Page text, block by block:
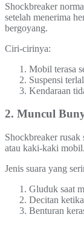
Shockbreaker
setelah menerima
bergoyang.
Ciri-cirinya:
Mobil terasa
Suspensi
Kendaraan
2. Muncul
Shockbreaker rusak
atau kaki-kaki mobil.
Jenis suara yang
Gluduk saat
Decitan
Benturan